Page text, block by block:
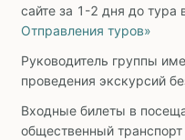
сайте за 1-2 дня до тура
Отправления туров»
Руководитель группы
проведения экскурсий
Входные билеты в
общественный